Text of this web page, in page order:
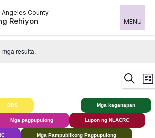
Angeles County
Rehiyon MENU
resulta.
DDS Mga kaganapan
Mga pagpupulong Lupon ng NLACRC
Mga Pampublikong Pagpupulong